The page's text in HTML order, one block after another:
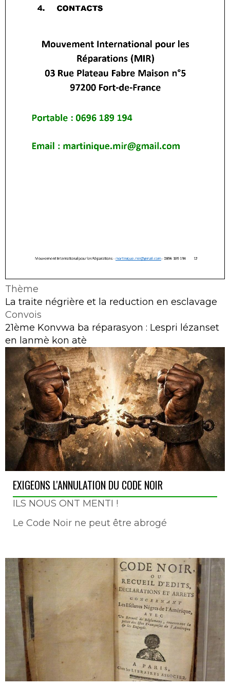
Thème
La traite négrière et la reduction en esclavage
Convois
21ème Konvwa ba réparasyon : Lespri lézanset
en lanmè kon atè
EXIGEONS L'ANNULATION DU CODE NOIR
ILS NOUS ONT MENTI !
Le Code Noir ne peut être abrogé